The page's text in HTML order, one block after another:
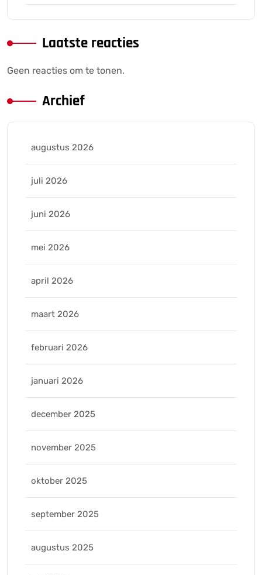
Laatste reacties
Geen reacties om te tonen.
Archief
augustus 2026
juli 2026
juni 2026
mei 2026
april 2026
maart 2026
februari 2026
januari 2026
december 2025
november 2025
oktober 2025
september 2025
augustus 2025